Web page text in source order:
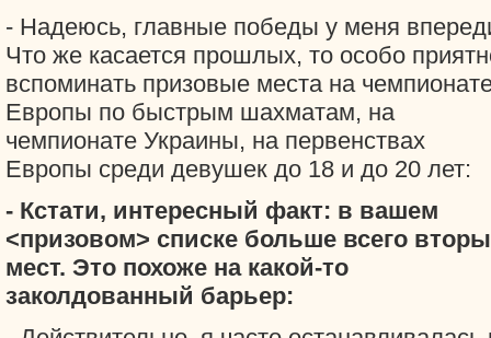
- Надеюсь, главные победы у меня
Что же касается прошлых, то особо
вспоминать призовые места на
Европы по быстрым шахматам, на
чемпионате Украины, на первенствах
Европы среди девушек до 18 и до 20 лет:
- Кстати, интересный факт: в вашем
<призовом> списке больше всего
мест. Это похоже на какой-то
заколдованный барьер: